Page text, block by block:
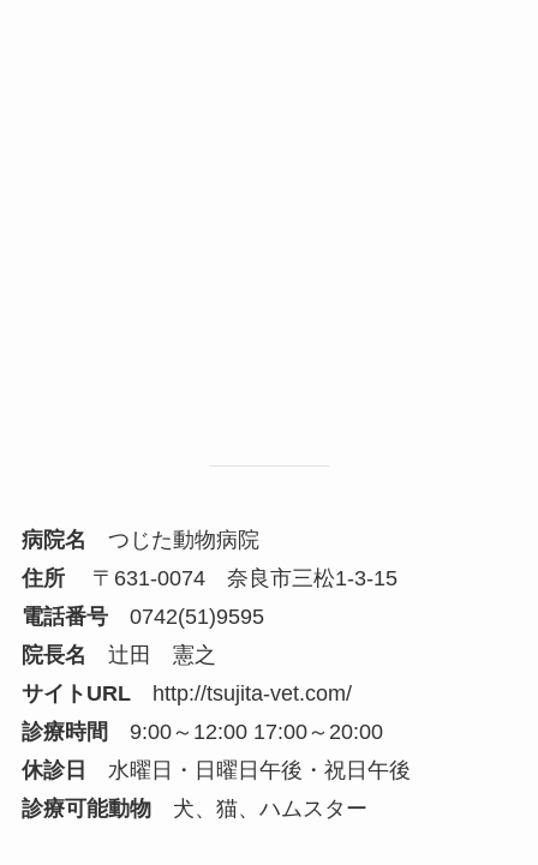
病院名 つじた動物病院
住所〒631-0074 奈良市三松1-3-15
電話番号0742(51)9595
院長名 辻田 憲之
サイトURL
http://tsujita-vet.com/
診療時間 9:00～12:00 17:00～20:00
休診日
水曜日・日曜日午後・祝日午後
診療可能動物犬、猫、ハムスター